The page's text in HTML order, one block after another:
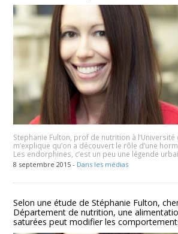
Stephanie Fulton, prof de nutrition à l’Université
m’explique qu’on a découvert le rôle d’une
Les endorphines, c’est un peu une légende
8 septembre 2015 - Dans les médias
Selon une étude de Stéphanie Fulton,
Département de nutrition, une
saturées peut modifier les